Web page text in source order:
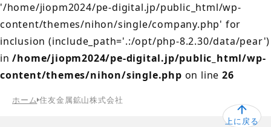
'/home/jiopm2024/pe-digital.jp/public_html/wp-
content/themes/nihon/single/company.php' for
inclusion (include_path='.:/opt/php-8.2.30/data/pear')
in/home/jiopm2024/pe-digital.jp/public_html/wp-
content/themes/nihon/single.php on line26
ホーム 住友金属鉱山株式会社
上に戻る